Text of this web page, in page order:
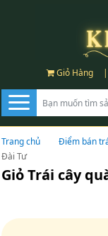
Giỏ Hàng |
Trang chủ Điểm bán
Đài Tư
Giỏ Trái cây